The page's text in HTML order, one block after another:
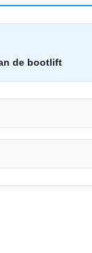
de bootlift